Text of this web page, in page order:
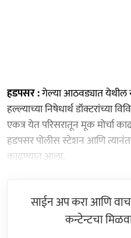
हडपसर :गेल्या आठवड्यात येथील
हल्ल्याच्या निषेधार्थ डॉक्टरांच्या
एकत्र येत परिसरातून मूक मोर्चा
हडपसर पोलीस स्टेशन आणि त्यानंतर
काढण्यात आला.
साईन अप करा आणि
कन्टेन्टचा